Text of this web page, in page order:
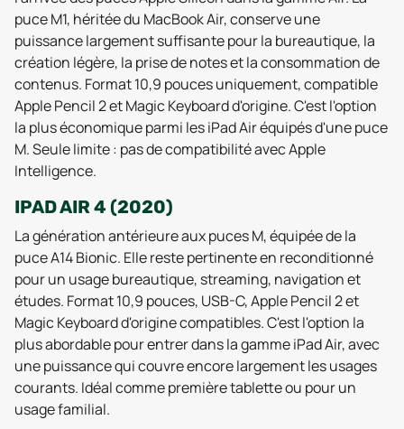
puce M1, héritée du MacBook Air, conserve une
puissance largement suffisante pour la bureautique, la
création légère, la prise de notes et la consommation de
contenus. Format 10,9 pouces uniquement, compatible
Apple Pencil 2 et Magic Keyboard d'origine. C'est l'option
la plus économique parmi les iPad Air équipés d'une puce
M. Seule limite : pas de compatibilité avec Apple
Intelligence.
IPAD AIR 4 (2020)
La génération antérieure aux puces M, équipée de la
puce A14 Bionic. Elle reste pertinente en reconditionné
pour un usage bureautique, streaming, navigation et
études. Format 10,9 pouces, USB-C, Apple Pencil 2 et
Magic Keyboard d'origine compatibles. C'est l'option la
plus abordable pour entrer dans la gamme iPad Air, avec
une puissance qui couvre encore largement les usages
courants. Idéal comme première tablette ou pour un
usage familial.